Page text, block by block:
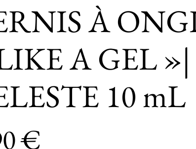
À
A GEL »|
10 mL
€